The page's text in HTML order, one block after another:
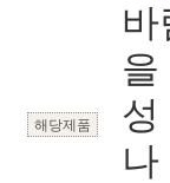
해당제품
바
을
성